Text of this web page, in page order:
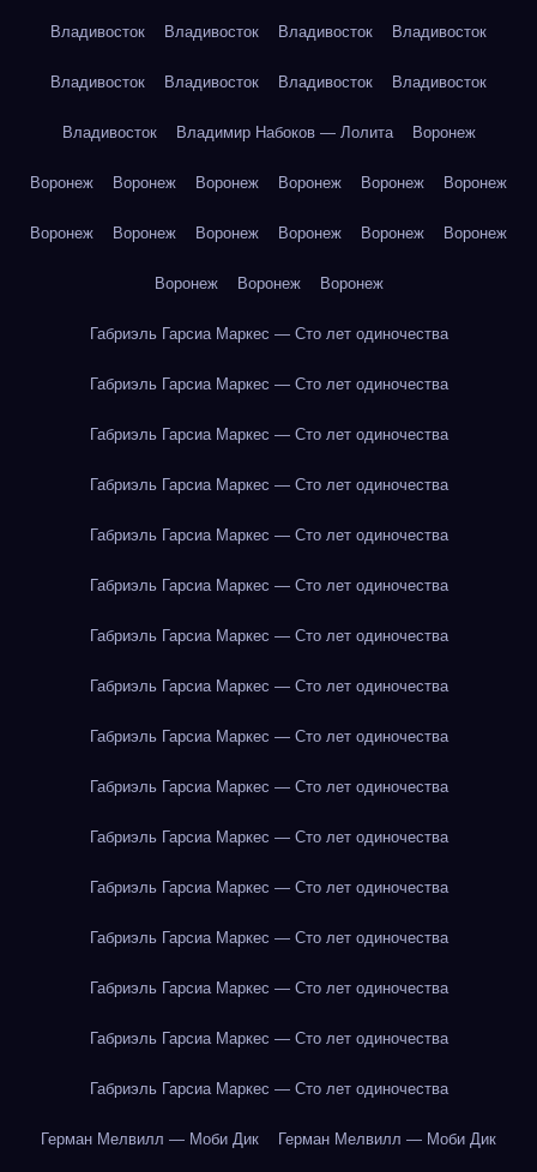
Владивосток Владивосток Владивосток Владивосток
Владивосток Владивосток Владивосток Владивосток
Владивосток Владимир Набоков — Лолита Воронеж
Воронеж Воронеж Воронеж Воронеж Воронеж Воронеж
Воронеж Воронеж Воронеж Воронеж Воронеж Воронеж
Воронеж Воронеж Воронеж
Габриэль Гарсиа Маркес — Сто лет одиночества
Габриэль Гарсиа Маркес — Сто лет одиночества
Габриэль Гарсиа Маркес — Сто лет одиночества
Габриэль Гарсиа Маркес — Сто лет одиночества
Габриэль Гарсиа Маркес — Сто лет одиночества
Габриэль Гарсиа Маркес — Сто лет одиночества
Габриэль Гарсиа Маркес — Сто лет одиночества
Габриэль Гарсиа Маркес — Сто лет одиночества
Габриэль Гарсиа Маркес — Сто лет одиночества
Габриэль Гарсиа Маркес — Сто лет одиночества
Габриэль Гарсиа Маркес — Сто лет одиночества
Габриэль Гарсиа Маркес — Сто лет одиночества
Габриэль Гарсиа Маркес — Сто лет одиночества
Габриэль Гарсиа Маркес — Сто лет одиночества
Габриэль Гарсиа Маркес — Сто лет одиночества
Габриэль Гарсиа Маркес — Сто лет одиночества
Герман Мелвилл — Моби Дик Герман Мелвилл — Моби Дик